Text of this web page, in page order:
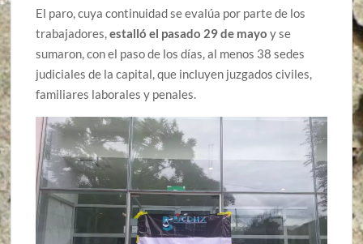
El paro, cuya continuidad se evalúa por parte de los
trabajadores,estalló el pasado 29 de mayo y se
sumaron, con el paso de los días, al menos 38 sedes
judiciales de la capital, que incluyen juzgados civiles,
familiares laborales y penales.